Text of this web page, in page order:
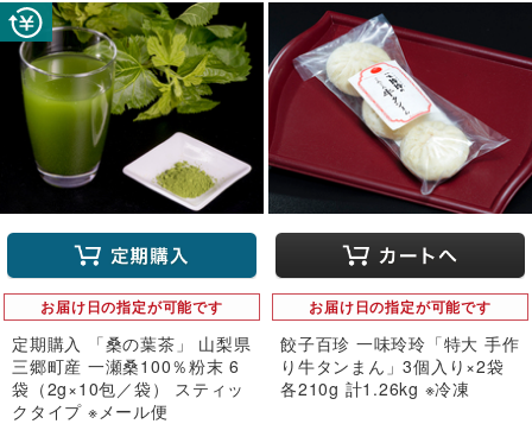
お届け日の指定が可能です
定期購入 「桑の葉茶」 山梨県
三郷町産 一瀬桑100％粉末 6
袋（2g×10包／袋） スティッ
クタイプ ※メール便
お届け日の指定が可能です
餃子百珍 一味玲玲「特大 手作
り牛タンまん」3個入り×2袋
各210g 計1.26kg ※冷凍